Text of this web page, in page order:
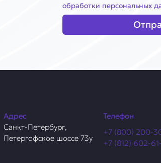
обработки персональных
Адрес
Санкт-Петербург,
Петергофское шоссе 73у
Телефон
+7 (800) 200-
+7 (812) 602-